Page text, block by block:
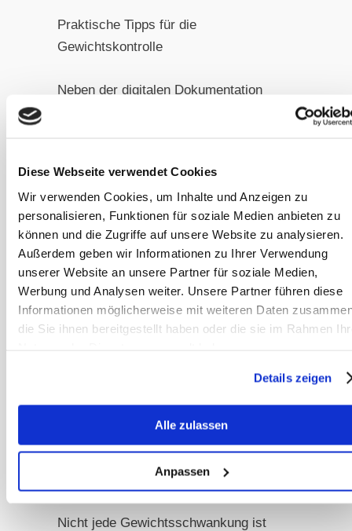
Diese Webseite verwendet Cookies
Wir verwenden Cookies, um Inhalte und Anzeigen zu
personalisieren, Funktionen für soziale Medien anbieten zu
können und die Zugriffe auf unsere Website zu analysieren.
Außerdem geben wir Informationen zu Ihrer Verwendung
unserer Website an unsere Partner für soziale Medien,
Werbung und Analysen weiter. Unsere Partner führen diese
Informationen möglicherweise mit weiteren Daten
die Sie ihnen bereitgestellt haben oder die sie im Rahmen
Details zeigen
Alle zulassen
Anpassen
Praktische Tipps für die
Gewichtskontrolle
Neben der digitalen Dokumentation
Regelmäßiges Abtasten bestimmter
Beobachtung des Fressverhaltens
Kontrolle der Muskelspannung
Bewegungsbeobachtung
Das richtige Equipment
immer an der gleichen Stelle erfolgen.
Ergänzend können auch Fotos von
typischen „Problemzonen“ wie
Rücken, Hals oder Kruppe helfen.
Wann zum Tierarzt?
Nicht jede Gewichtsschwankung ist